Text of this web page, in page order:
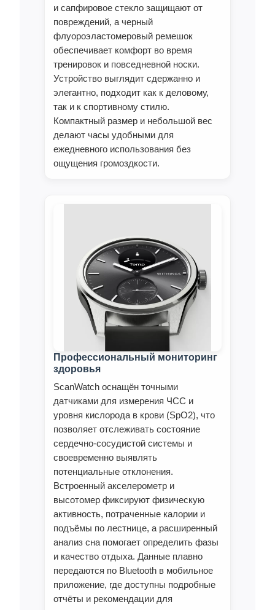
и сапфировое стекло защищают от
повреждений, а черный
флуороэластомеровый ремешок
обеспечивает комфорт во время
тренировок и повседневной носки.
Устройство выглядит сдержанно и
элегантно, подходит как к деловому,
так и к спортивному стилю.
Компактный размер и небольшой вес
делают часы удобными для
ежедневного использования без
ощущения громоздкости.
Профессиональный мониторинг
здоровья
ScanWatch оснащён точными
датчиками для измерения ЧСС и
уровня кислорода в крови (SpO2), что
позволяет отслеживать состояние
сердечно‑сосудистой системы и
своевременно выявлять
потенциальные отклонения.
Встроенный акселерометр и
высотомер фиксируют физическую
активность, потраченные калории и
подъёмы по лестнице, а расширенный
анализ сна помогает определить фазы
и качество отдыха. Данные плавно
передаются по Bluetooth в мобильное
приложение, где доступны подробные
отчёты и рекомендации для